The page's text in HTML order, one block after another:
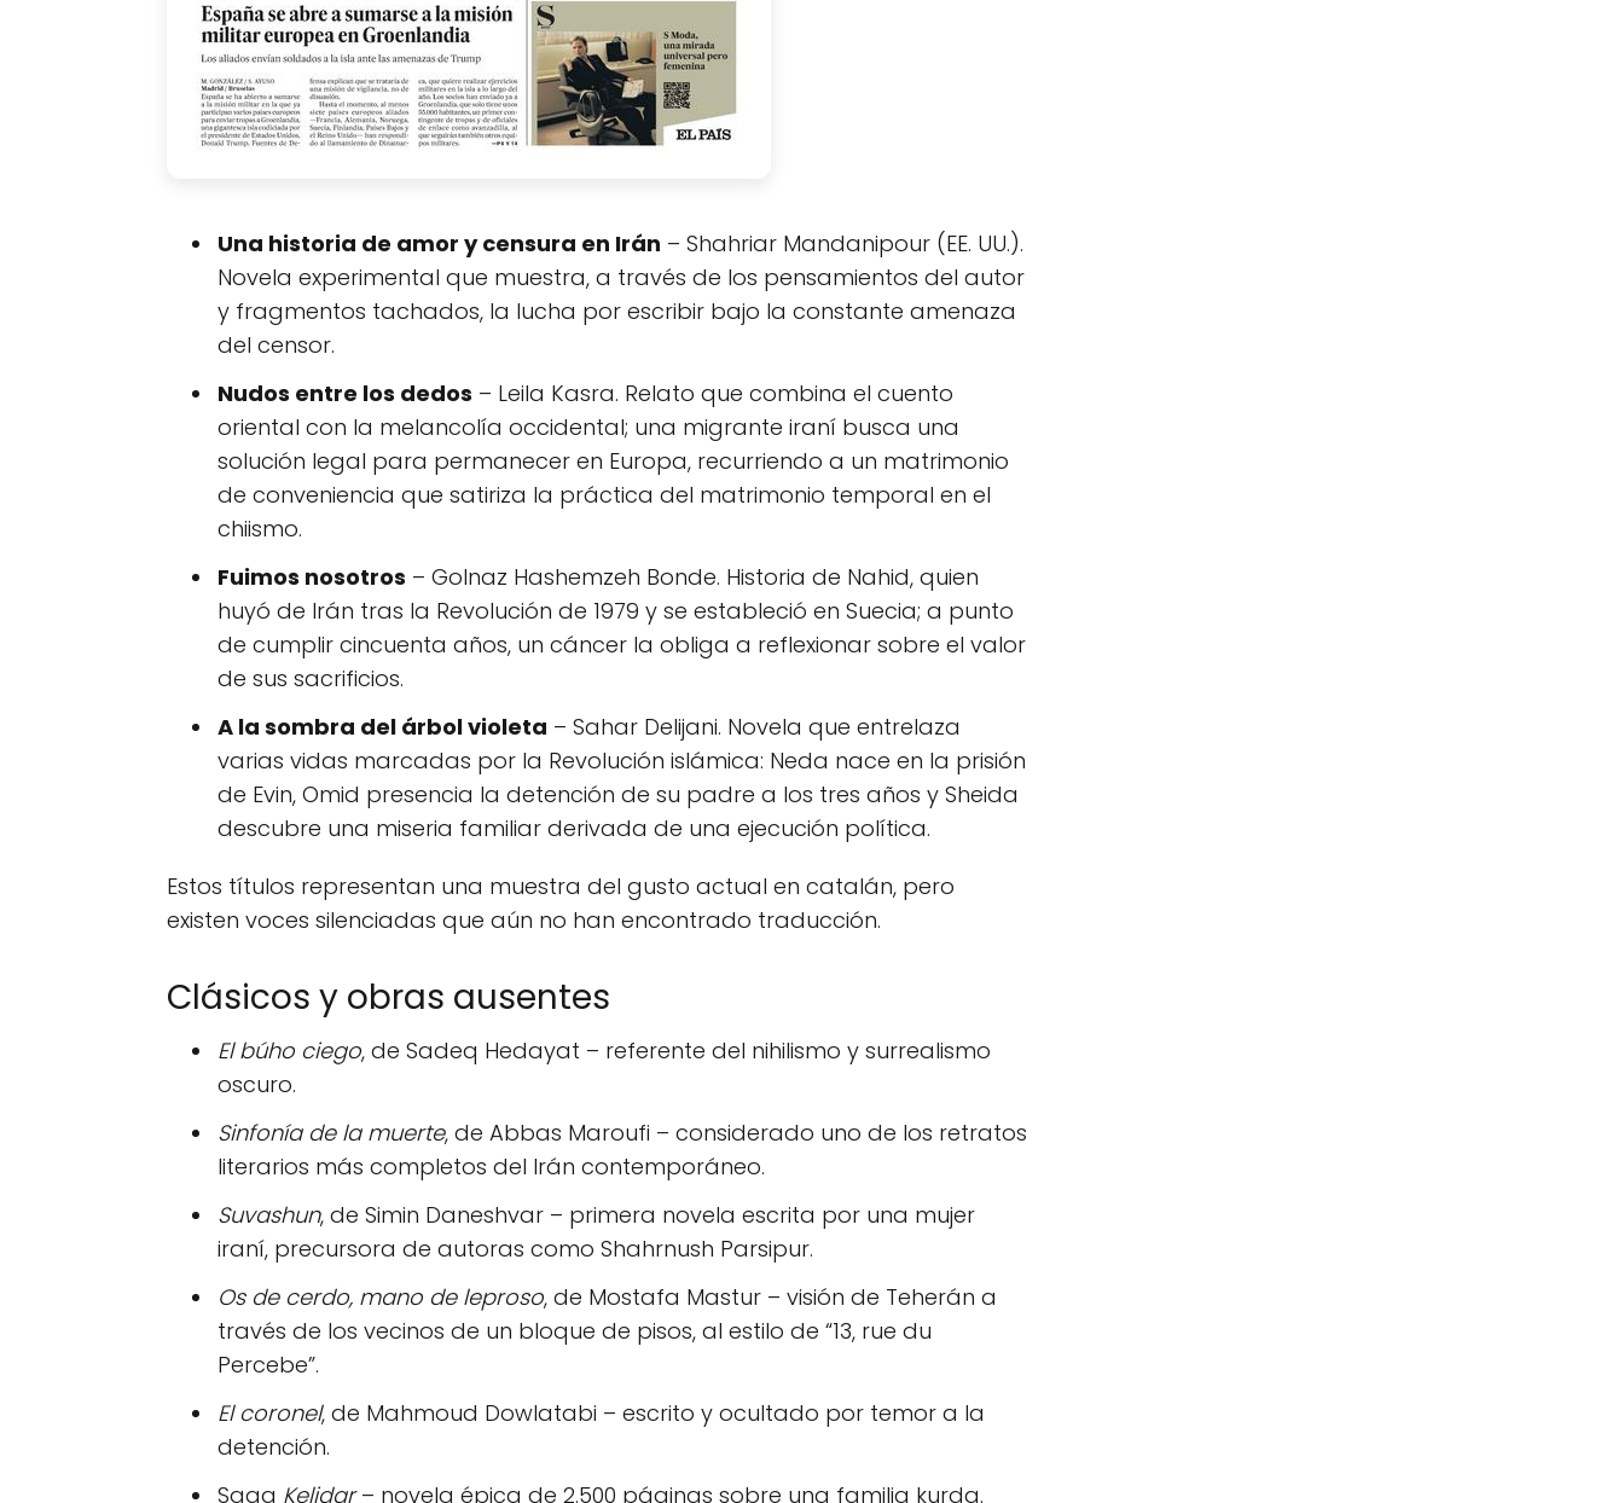
Una historia de amor y censura en Irán – Shahriar Mandanipour (EE. UU.).
Novela experimental que muestra, a través de los pensamientos del autor
y fragmentos tachados, la lucha por escribir bajo la constante amenaza
del censor.
Nudos entre los dedos – Leila Kasra. Relato que combina el cuento
oriental con la melancolía occidental; una migrante iraní busca una
solución legal para permanecer en Europa, recurriendo a un matrimonio
de conveniencia que satiriza la práctica del matrimonio temporal en el
chiismo.
Fuimos nosotros – Golnaz Hashemzeh Bonde. Historia de Nahid, quien
huyó de Irán tras la Revolución de 1979 y se estableció en Suecia; a punto
de cumplir cincuenta años, un cáncer la obliga a reflexionar sobre el valor
de sus sacrificios.
A la sombra del árbol violeta – Sahar Delijani. Novela que entrelaza
varias vidas marcadas por la Revolución islámica: Neda nace en la prisión
de Evin, Omid presencia la detención de su padre a los tres años y Sheida
descubre una miseria familiar derivada de una ejecución política.
Estos títulos representan una muestra del gusto actual en catalán, pero
existen voces silenciadas que aún no han encontrado traducción.
Clásicos y obras ausentes
El búho ciego, de Sadeq Hedayat – referente del nihilismo y surrealismo
oscuro.
Sinfonía de la muerte, de Abbas Maroufi – considerado uno de los retratos
literarios más completos del Irán contemporáneo.
Suvashun, de Simin Daneshvar – primera novela escrita por una mujer
iraní, precursora de autoras como Shahrnush Parsipur.
Os de cerdo, mano de leproso, de Mostafa Mastur – visión de Teherán a
través de los vecinos de un bloque de pisos, al estilo de “13, rue du
Percebe”.
El coronel, de Mahmoud Dowlatabi – escrito y ocultado por temor a la
detención.
Saga Kelidar– novela épica de 2.500 páginas sobre una familia kurda.